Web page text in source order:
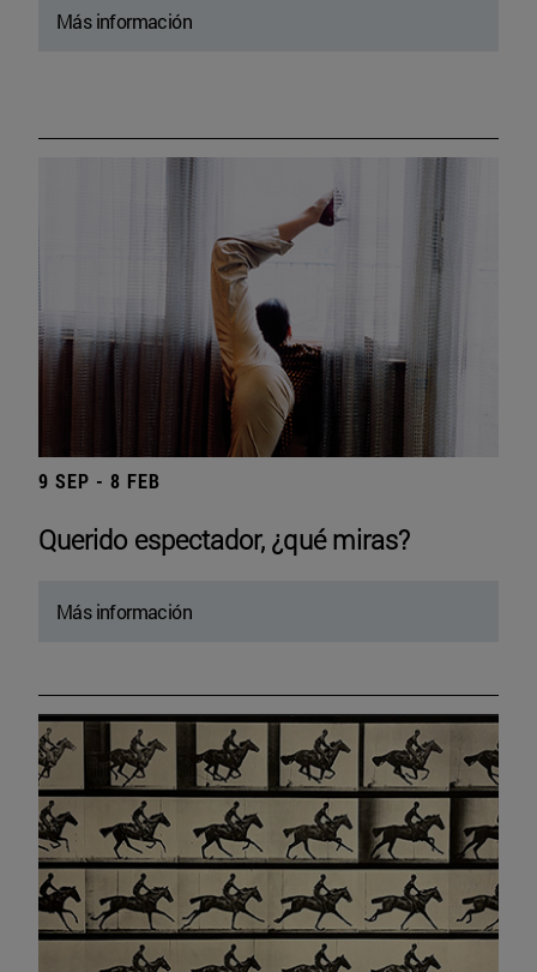
Más información
9 SEP - 8 FEB
Querido espectador, ¿qué miras?
Más información